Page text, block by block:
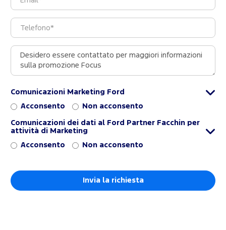
Comunicazioni Marketing Ford
Acconsento Non acconsento
Comunicazioni dei dati al Ford Partner Facchin per
attività di Marketing
Acconsento Non acconsento